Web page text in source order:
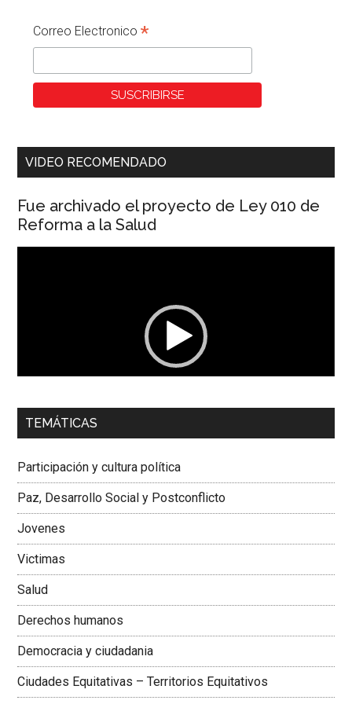
Correo Electronico*
VIDEO RECOMENDADO
Fue archivado el proyecto de Ley 010 de
Reforma a la Salud
00:00 01:04
Dra. Carolina Corcho Mejía,Presidenta Corporación
Colombiana
TEMÁTICAS
Participación y cultura política
Paz, Desarrollo Social y Postconflicto
Jovenes
Victimas
Salud
Derechos humanos
Democracia y ciudadania
Ciudades Equitativas – Territorios Equitativos